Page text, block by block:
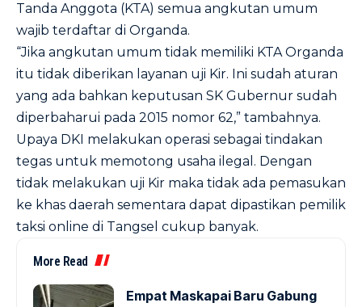
Tanda Anggota (KTA) semua angkutan umum
wajib terdaftar di Organda.
“Jika angkutan umum tidak memiliki KTA Organda
itu tidak diberikan layanan uji Kir. Ini sudah aturan
yang ada bahkan keputusan SK Gubernur sudah
diperbaharui pada 2015 nomor 62,” tambahnya.
Upaya DKI melakukan operasi sebagai tindakan
tegas untuk memotong usaha ilegal. Dengan
tidak melakukan uji Kir maka tidak ada pemasukan
ke khas daerah sementara dapat dipastikan pemilik
taksi online di Tangsel cukup banyak.
More Read
Empat Maskapai Baru Gabung